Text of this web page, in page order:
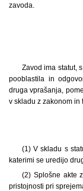
zavoda.
Zavod ima statut,
pooblastila in
druga vprašanja,
v skladu z zakonom in
(1) V skladu s
katerimi se uredijo
(2) Splošne akte
pristojnosti pri